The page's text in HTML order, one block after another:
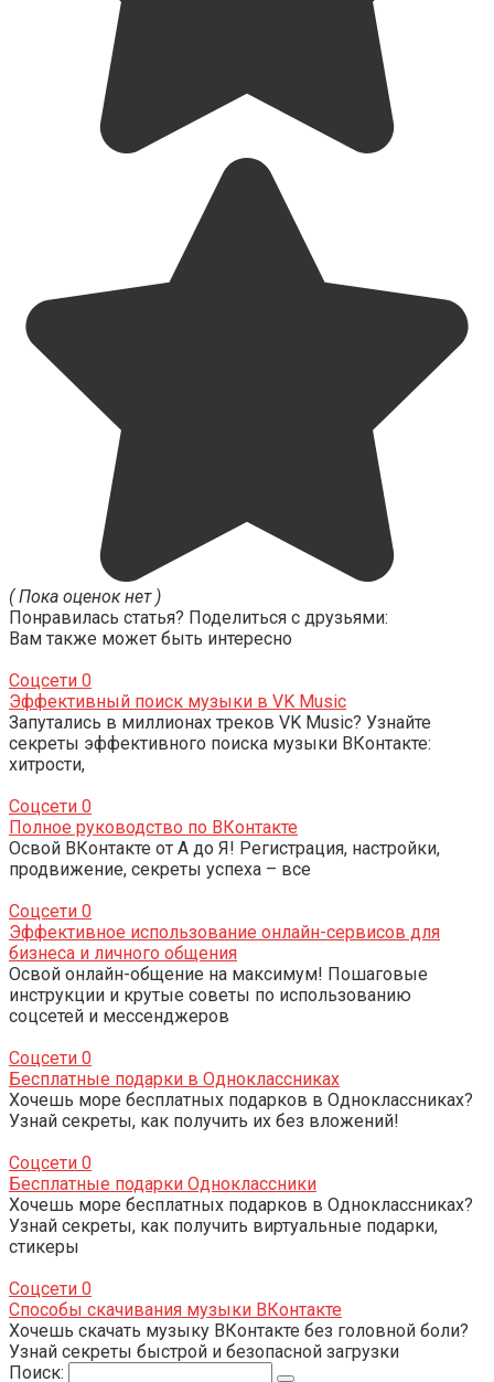
( Пока оценок нет )
Понравилась статья? Поделиться с друзьями:
Вам также может быть интересно
Соцсети 0
Эффективный поиск музыки в VK Music
Запутались в миллионах треков VK Music? Узнайте
секреты эффективного поиска музыки ВКонтакте:
хитрости,
Соцсети 0
Полное руководство по ВКонтакте
Освой ВКонтакте от А до Я! Регистрация, настройки,
продвижение, секреты успеха – все
Соцсети 0
Эффективное использование онлайн-сервисов для
бизнеса и личного общения
Освой онлайн-общение на максимум! Пошаговые
инструкции и крутые советы по использованию
соцсетей и мессенджеров
Соцсети 0
Бесплатные подарки в Одноклассниках
Хочешь море бесплатных подарков в Одноклассниках?
Узнай секреты, как получить их без вложений!
Соцсети 0
Бесплатные подарки Одноклассники
Хочешь море бесплатных подарков в Одноклассниках?
Узнай секреты, как получить виртуальные подарки,
стикеры
Соцсети 0
Способы скачивания музыки ВКонтакте
Хочешь скачать музыку ВКонтакте без головной боли?
Узнай секреты быстрой и безопасной загрузки
Поиск: